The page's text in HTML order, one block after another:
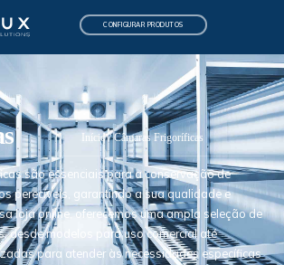
CONFIGURAR PRODUTOS
Início/ Câmaras Frigoríficas
são essenciais para a conservação de
perecíveis, garantindo a sua qualidade e
loja online, oferecemos uma ampla seleção de
desde modelos para uso comercial até
para atender às necessidades específicas